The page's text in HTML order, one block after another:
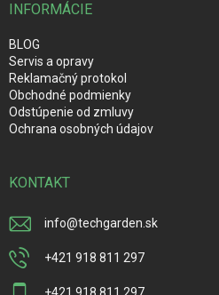
INFORMÁCIE
BLOG
Servis a opravy
Reklamačný protokol
Obchodné podmienky
Odstúpenie od zmluvy
Ochrana osobných údajov
KONTAKT
info@techgarden.sk
+421 918 811 297